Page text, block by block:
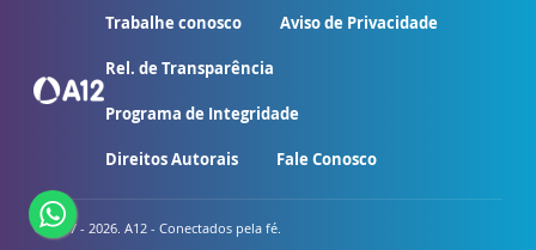
Trabalhe conosco Aviso de Privacidade
Rel. de Transparência
Programa de Integridade
Direitos Autorais Fale Conosco
© 2007 - 2026. A12 - Conectados pela fé.